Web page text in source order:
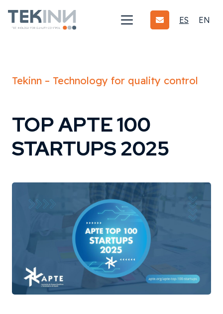
ES EN
Tekinn – Technology for quality control
TOP APTE 100
STARTUPS 2025